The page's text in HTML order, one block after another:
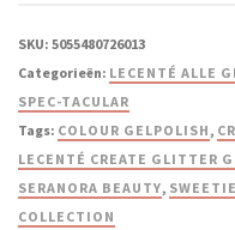
SKU: 5055480726013
Categorieën: LECENTÉ ALLE
SPEC-TACULAR
Tags: COLOUR GELPOLISH,
LECENTÉ CREATE GLITTER
SERANORA BEAUTY, SWEETIE
COLLECTION